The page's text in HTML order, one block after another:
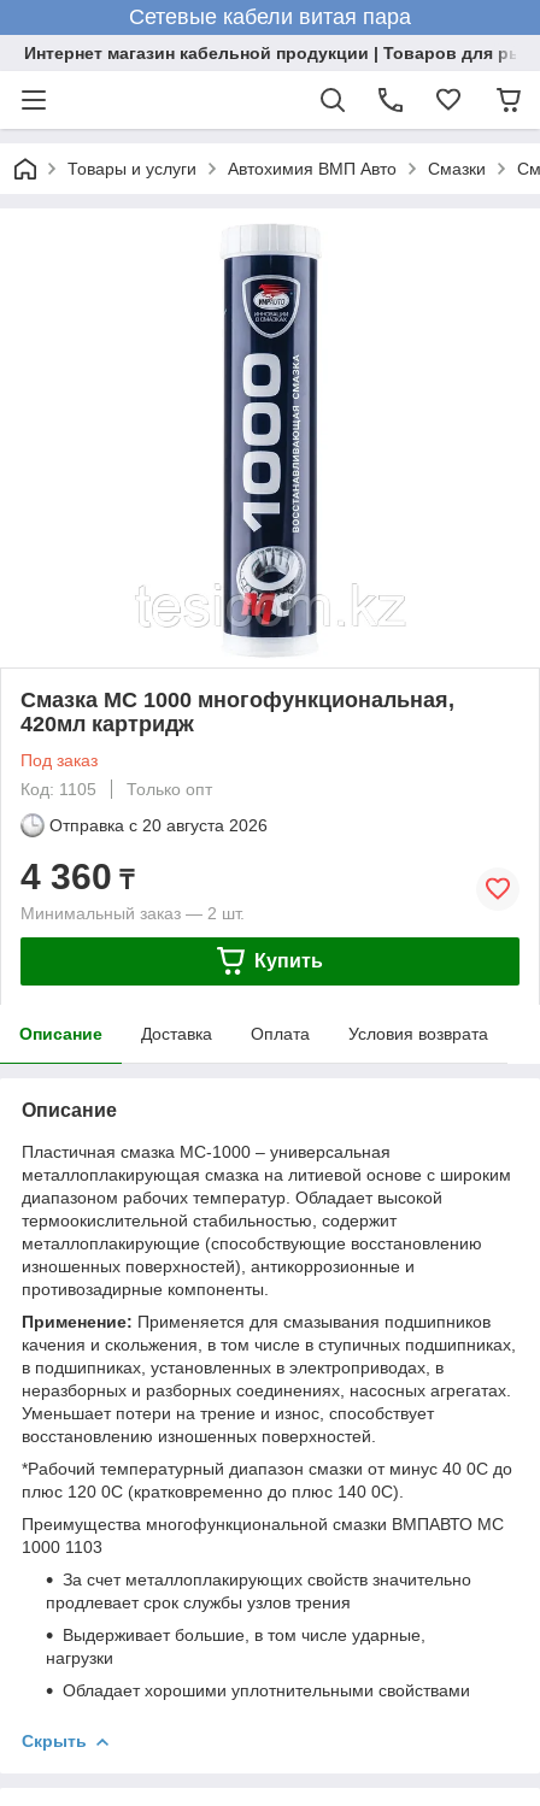
Сетевые кабели витая пара
Интернет магазин кабельной продукции | Товаров для
Товары и услуги Автохимия ВМП Авто Смазки
Смазка МС 1000 многофункциональная,
420мл картридж
Под заказ
Код: 1105
Только опт
Отправка с 20 августа 2026
4 360 ₸
Минимальный заказ — 2 шт.
Купить
Описание Доставка Оплата Условия возврата
Описание
Пластичная смазка МС-1000 – универсальная
металлоплакирующая смазка на литиевой основе с широким
диапазоном рабочих температур. Обладает высокой
термоокислительной стабильностью, содержит
металлоплакирующие (способствующие восстановлению
изношенных поверхностей), антикоррозионные и
противозадирные компоненты.
Применение: Применяется для смазывания подшипников
качения и скольжения, в том числе в ступичных подшипниках,
в подшипниках, установленных в электроприводах, в
неразборных и разборных соединениях, насосных агрегатах.
Уменьшает потери на трение и износ, способствует
восстановлению изношенных поверхностей.
*Рабочий температурный диапазон смазки от минус 40 0С до
плюс 120 0С (кратковременно до плюс 140 0С).
Преимущества многофункциональной смазки ВМПАВТО МС
1000 1103
За счет металлоплакирующих свойств значительно
продлевает срок службы узлов трения
Выдерживает большие, в том числе ударные,
нагрузки
Обладает хорошими уплотнительными свойствами
Скрыть